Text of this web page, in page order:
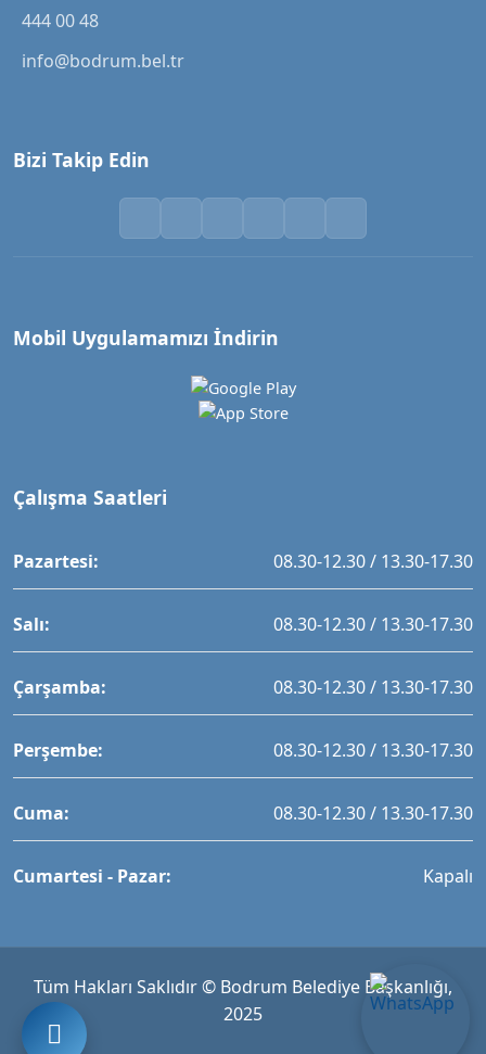
444 00 48
info@bodrum.bel.tr
Bizi Takip Edin
Mobil Uygulamamızı İndirin
Çalışma Saatleri
Pazartesi: 08.30-12.30 / 13.30-17.30
Salı: 08.30-12.30 / 13.30-17.30
Çarşamba: 08.30-12.30 / 13.30-17.30
Perşembe: 08.30-12.30 / 13.30-17.30
Cuma: 08.30-12.30 / 13.30-17.30
Cumartesi - Pazar: Kapalı
Tüm Hakları Saklıdır © Bodrum Belediye Başkanlığı,
2025